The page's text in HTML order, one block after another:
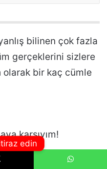
bilinen çok fazla
gerçeklerini sizlere
olarak bir kaç cümle
karşıyım!
sormak
edin